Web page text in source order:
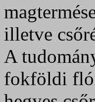
illetve
A
fokföldi